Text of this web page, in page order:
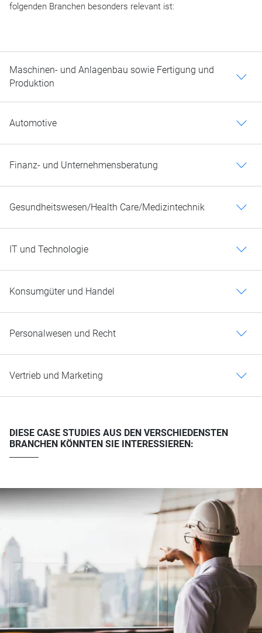
folgenden Branchen besonders relevant ist:
Maschinen- und Anlagenbau sowie Fertigung und
Produktion
c
Automotive c
Finanz- und Unternehmensberatung c
Gesundheitswesen/Health Care/Medizintechnik c
IT und Technologie c
Konsumgüter und Handel c
Personalwesen und Recht c
Vertrieb und Marketing c
DIESE CASE STUDIES AUS DEN VERSCHIEDENSTEN
BRANCHEN KÖNNTEN SIE INTERESSIEREN: